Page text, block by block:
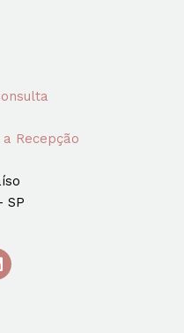
Recepção
SP